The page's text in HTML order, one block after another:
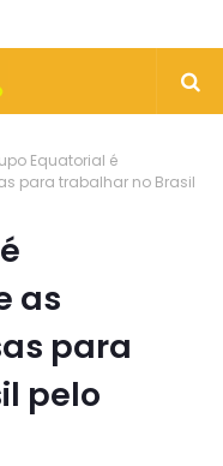
Equatorial é
para trabalhar no Brasil
as
para
pelo